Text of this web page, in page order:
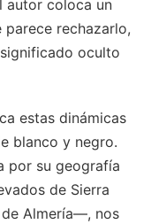
autor coloca un
rechazarlo,
oculto
estas dinámicas
blanco y negro.
por su geografía
de Sierra
Almería—, nos